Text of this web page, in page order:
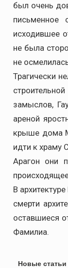
был очень
письменное
исходившее
не была
не
Трагически
замыслов,
ареной
крыше дома
идти к храму
Арагон они
В
смерти
оставшиеся
Фамилиа.
Новые